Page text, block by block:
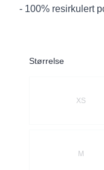
- 100% resirkulert
Størrelse
XS
M